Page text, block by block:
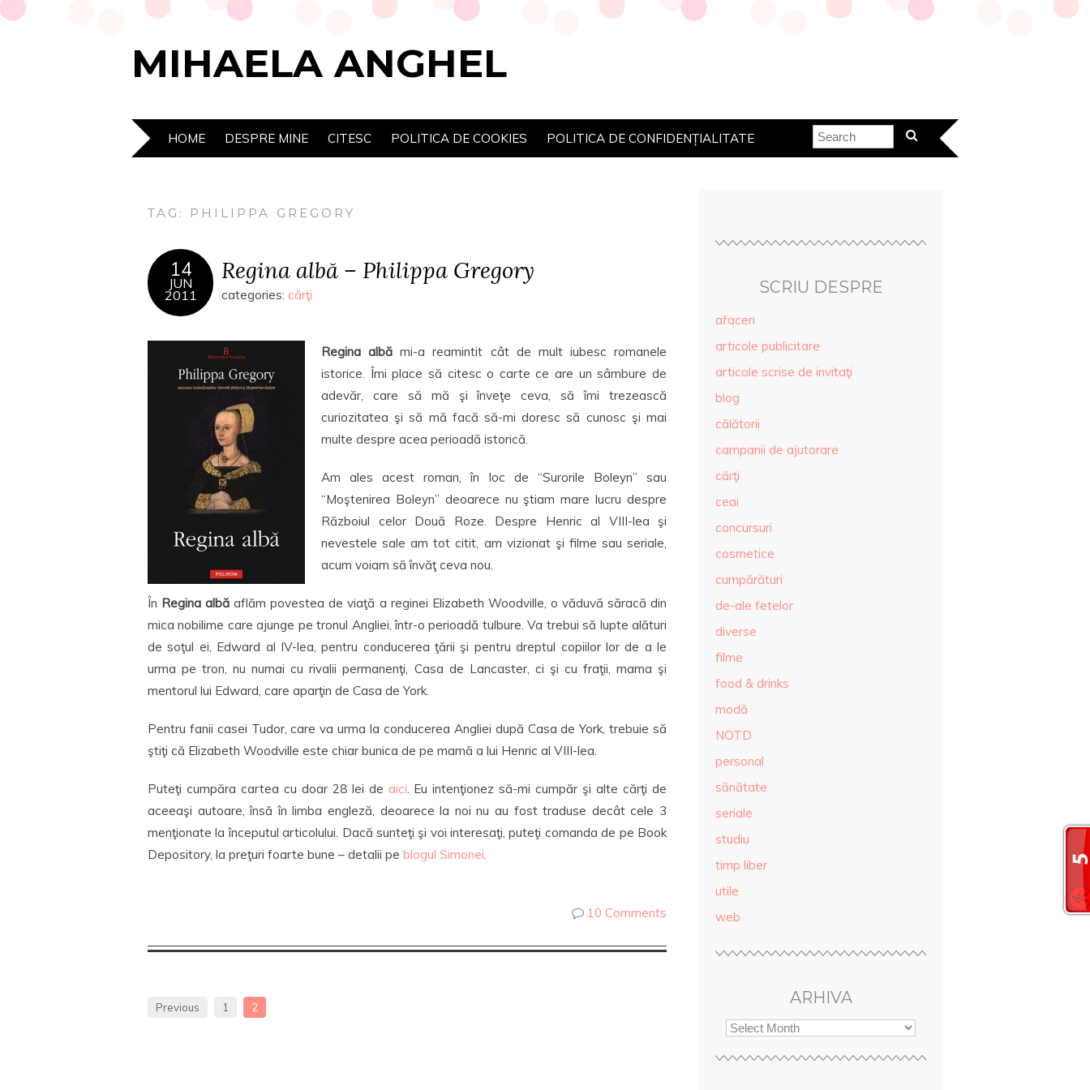
MIHAELA ANGHEL
HOME DESPRE MINE CITESC POLITICA DE COOKIES POLITICA DE CONFIDENȚIALITATE
TAG: PHILIPPA GREGORY
14
JUN
2011
Regina albă – Philippa Gregory
categories: cărţi
Regina albă mi-a reamintit cât de mult iubesc romanele
istorice. Îmi place să citesc o carte ce are un sâmbure de
adevăr, care să mă şi înveţe ceva, să îmi trezească
curiozitatea şi să mă facă să-mi doresc să cunosc şi mai
multe despre acea perioadă istorică.
Am ales acest roman, în loc de “Surorile Boleyn” sau
“Moştenirea Boleyn” deoarece nu ştiam mare lucru despre
Războiul celor Două Roze. Despre Henric al VIII-lea şi
nevestele sale am tot citit, am vizionat şi filme sau seriale,
acum voiam să învăţ ceva nou.
În Regina albă aflăm povestea de viaţă a reginei Elizabeth Woodville, o văduvă săracă din
mica nobilime care ajunge pe tronul Angliei, într-o perioadă tulbure. Va trebui să lupte alături
de soţul ei, Edward al IV-lea, pentru conducerea ţării şi pentru dreptul copiilor lor de a le
urma pe tron, nu numai cu rivalii permanenţi, Casa de Lancaster, ci şi cu fraţii, mama şi
mentorul lui Edward, care aparţin de Casa de York.
Pentru fanii casei Tudor, care va urma la conducerea Angliei după Casa de York, trebuie să
ştiţi că Elizabeth Woodville este chiar bunica de pe mamă a lui Henric al VIII-lea.
Puteţi cumpăra cartea cu doar 28 lei de aici. Eu intenţionez să-mi cumpăr şi alte cărţi de
aceeaşi autoare, însă în limba engleză, deoarece la noi nu au fost traduse decât cele 3
menţionate la începutul articolului. Dacă sunteţi şi voi interesaţi, puteţi comanda de pe Book
Depository, la preţuri foarte bune – detalii pe blogul Simonei.
10 Comments
Previous 1 2
SCRIU DESPRE
afaceri
articole publicitare
articole scrise de invitaţi
blog
călătorii
campanii de ajutorare
cărţi
ceai
concursuri
cosmetice
cumpărături
de-ale fetelor
diverse
filme
food & drinks
modă
NOTD
personal
sănătate
seriale
studiu
timp liber
utile
web
ARHIVA